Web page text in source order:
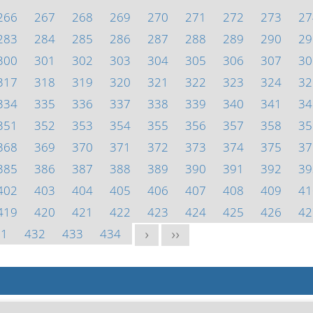
267 268 269 270 271 272 273
284 285 286 287 288 289 290
301 302 303 304 305 306 307
318 319 320 321 322 323 324
335 336 337 338 339 340 341
352 353 354 355 356 357 358
369 370 371 372 373 374 375
386 387 388 389 390 391 392
403 404 405 406 407 408 409
420 421 422 423 424 425 426
432 433 434 > >>